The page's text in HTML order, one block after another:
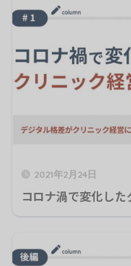
2021年2月24日
コロナ渦で変化し